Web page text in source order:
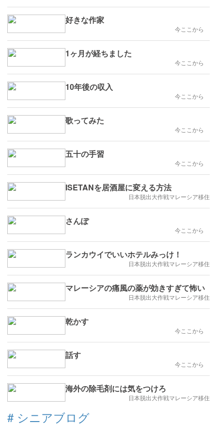
好きな作家
今ここから
1ヶ月が経ちました
今ここから
10年後の収入
今ここから
歌ってみた
今ここから
五十の手習
今ここから
ISETANを居酒屋に変える方法
日本脱出大作戦マレーシア移住
さんぽ
今ここから
ランカウイでいいホテルみっけ！
日本脱出大作戦マレーシア移住
マレーシアの痛風の薬が効きすぎて怖い
日本脱出大作戦マレーシア移住
乾かす
今ここから
話す
今ここから
海外の除毛剤には気をつけろ
日本脱出大作戦マレーシア移住
# シニアブログ